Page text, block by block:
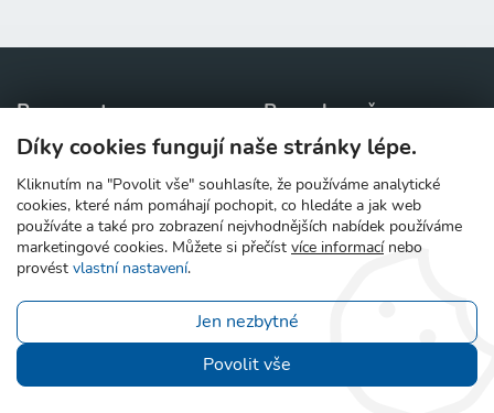
Díky cookies fungují naše stránky lépe.
Kliknutím na "Povolit vše" souhlasíte, že používáme analytické
cookies, které nám pomáhají pochopit, co hledáte a jak web
používáte a také pro zobrazení nejvhodnějších nabídek používáme
marketingové cookies. Můžete si přečíst více informacínebo
provést vlastní nastavení.
Jen nezbytné
Povolit vše
Pro agentury
Přidat agenturu
Proč přidat agenturu
Ceník
Kontakt
Články
Pro uchazeče
Přidat životopis Zdarma
Články pro uchazeče
Pro firmy
Zdarma
Články pro firmy
Další odkazy